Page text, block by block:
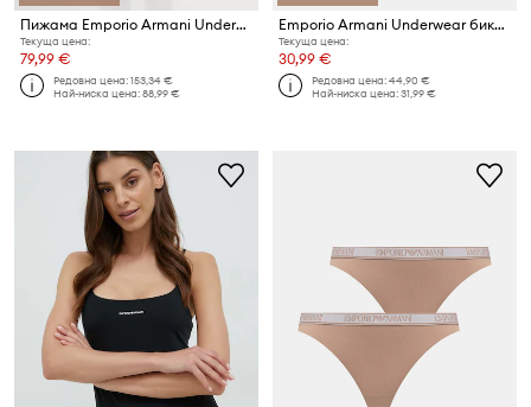
Пижама Emporio Armani Underwear
Текуща цена:
79,99 €
Редовна цена:153,34 €
Най-ниска цена:88,99 €
Emporio Armani Underwear бикини дамски 2 броя
Текуща цена:
30,99 €
Редовна цена:44,90 €
Най-ниска цена:31,99 €